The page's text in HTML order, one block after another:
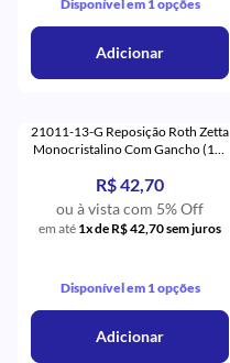
Disponível em 1 opções
Adicionar
21011-13-G Reposição Roth Zetta
Monocristalino Com Gancho (13)
R$ 42,70
ou à vista com 5% Off
em até 1x de R$ 42,70 sem juros
Disponível em 1 opções
Adicionar